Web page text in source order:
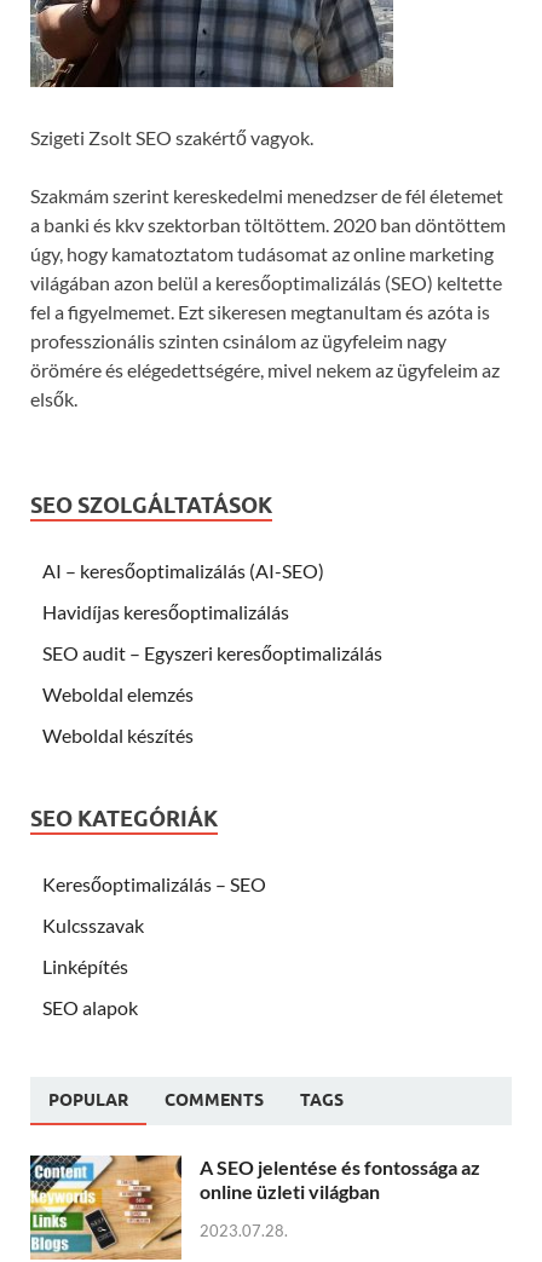
Szigeti Zsolt SEO szakértő vagyok.
Szakmám szerint kereskedelmi menedzser de fél életemet
a banki és kkv szektorban töltöttem. 2020 ban döntöttem
úgy, hogy kamatoztatom tudásomat az online marketing
világában azon belül a keresőoptimalizálás (SEO) keltette
fel a figyelmemet. Ezt sikeresen megtanultam és azóta is
professzionális szinten csinálom az ügyfeleim nagy
örömére és elégedettségére, mivel nekem az ügyfeleim az
elsők.
SEO SZOLGÁLTATÁSOK
AI – keresőoptimalizálás (AI-SEO)
Havidíjas keresőoptimalizálás
SEO audit – Egyszeri keresőoptimalizálás
Weboldal elemzés
Weboldal készítés
SEO KATEGÓRIÁK
Keresőoptimalizálás – SEO
Kulcsszavak
Linképítés
SEO alapok
POPULAR COMMENTS TAGS
A SEO jelentése és fontossága az
online üzleti világban
2023.07.28.